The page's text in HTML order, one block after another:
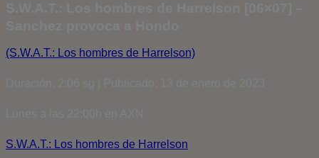
(S.W.A.T.: Los hombres de Harrelson)
S.W.A.T.: Los hombres de Harrelson